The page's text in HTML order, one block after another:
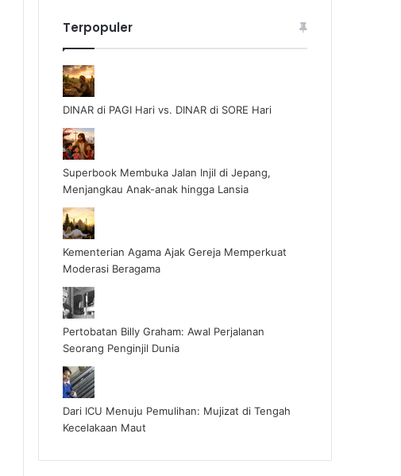
Terpopuler
DINAR di PAGI Hari vs. DINAR di SORE Hari
Superbook Membuka Jalan Injil di Jepang,
Menjangkau Anak-anak hingga Lansia
Kementerian Agama Ajak Gereja Memperkuat
Moderasi Beragama
Pertobatan Billy Graham: Awal Perjalanan
Seorang Penginjil Dunia
Dari ICU Menuju Pemulihan: Mujizat di Tengah
Kecelakaan Maut